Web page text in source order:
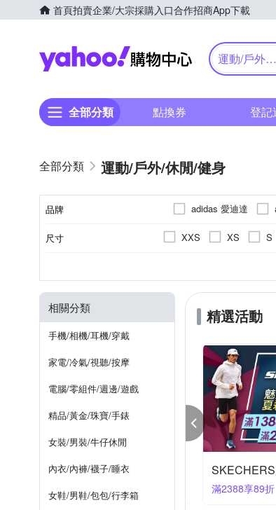
首頁拍賣企業/大宗採購入口合作招商App下載
Yahoo購物中心
運動/戶外/
全部分類 點換券 登記
運動/戶外/休閒/健身
品牌 adidas 愛迪達
Columbia 哥倫比亞
Mollifix 瑪莉菲絲
Snow Peak
鞋全家福
其他
尺寸 XXS XS S
US10
US10.5
EU32
EU32.5
水陸兩用鞋
依吊
夾腳拖鞋
運動內
21.5cm
22cm
相關分類
手機/相機/耳機/穿戴
家電/冷氣/視聽/按摩
電腦/零組件/週邊/遊戲
精品/黃金/珠寶/手錶
女裝/男裝/牛仔休閒
內衣/內褲/襪子/睡衣
女鞋/男鞋/包包/行李箱
精選活動
年中慶38折加碼再享8折
滿2388享89折